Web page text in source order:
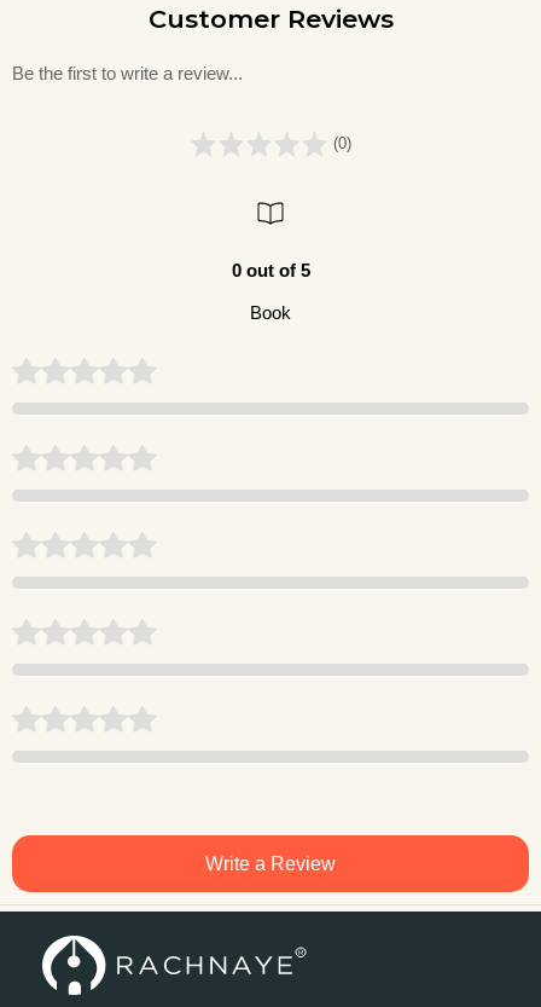
Customer Reviews
Be the first to write a review...
(0)
0 out of 5
Book
Write a Review